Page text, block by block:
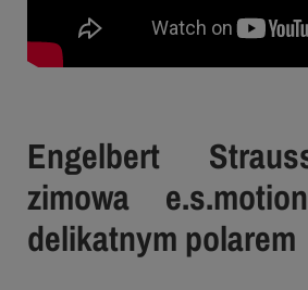
Engelbert
zimowa
delikatnym polarem